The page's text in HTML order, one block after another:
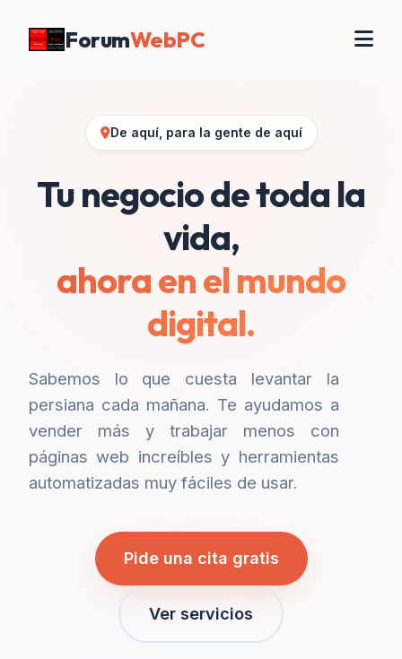
ForumWebPC
De aquí, para la gente de aquí
Tu negocio de toda la
vida,
ahora en el mundo
digital.
Sabemos lo que cuesta levantar la
persiana cada mañana. Te ayudamos a
vender más y trabajar menos con
páginas web increíbles y herramientas
automatizadas muy fáciles de usar.
Pide una cita gratis
Ver servicios